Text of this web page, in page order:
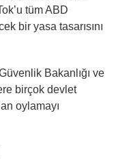
tüm ABD
bir yasa tasarısını
Bakanlığı ve
birçok devlet
oylamayı